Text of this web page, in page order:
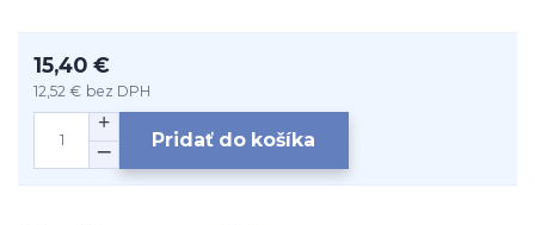
15,40 €
12,52 € bez DPH
Pridať do košíka